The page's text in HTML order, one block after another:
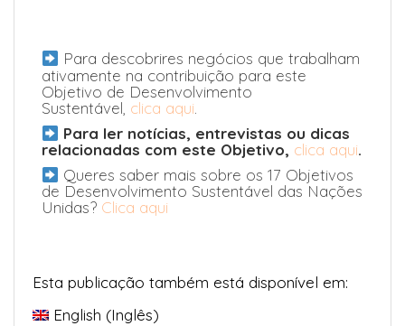
Para descobrires negócios que trabalham
ativamente na contribuição para este
Objetivo de Desenvolvimento
Sustentável, clica aqui
Para ler notícias, entrevistas ou dicas
relacionadas com este Objetivo, clica aqui.
Queres saber mais sobre os 17 Objetivos
de Desenvolvimento Sustentável das Nações
Unidas? Clica aqui
Esta publicação também está disponível em:
English (Inglês)